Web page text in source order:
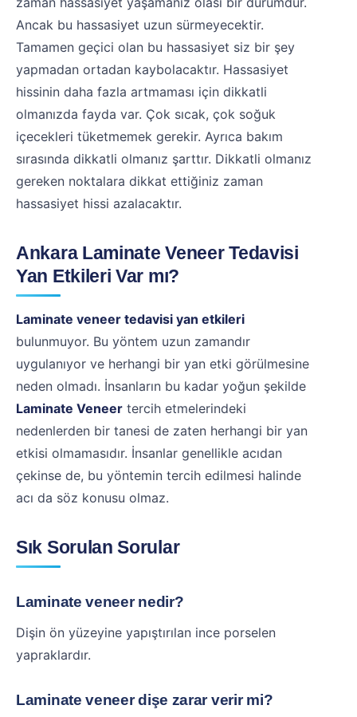
Ancak bu hassasiyet uzun sürmeyecektir.
Tamamen geçici olan bu hassasiyet siz bir şey
yapmadan ortadan kaybolacaktır. Hassasiyet
hissinin daha fazla artmaması için dikkatli
olmanızda fayda var. Çok sıcak, çok soğuk
içecekleri tüketmemek gerekir. Ayrıca bakım
sırasında dikkatli olmanız şarttır. Dikkatli olmanız
gereken noktalara dikkat ettiğiniz zaman
hassasiyet hissi azalacaktır.
Ankara Laminate Veneer Tedavisi
Yan Etkileri Var mı?
Laminate veneer tedavisi yan etkileri
bulunmuyor. Bu yöntem uzun zamandır
uygulanıyor ve herhangi bir yan etki görülmesine
neden olmadı. İnsanların bu kadar yoğun şekilde
Laminate Veneer tercih etmelerindeki
nedenlerden bir tanesi de zaten herhangi bir yan
etkisi olmamasıdır. İnsanlar genellikle acıdan
çekinse de, bu yöntemin tercih edilmesi halinde
acı da söz konusu olmaz.
Sık Sorulan Sorular
Laminate veneer nedir?
Dişin ön yüzeyine yapıştırılan ince porselen
yapraklardır.
Laminate veneer dişe zarar verir mi?